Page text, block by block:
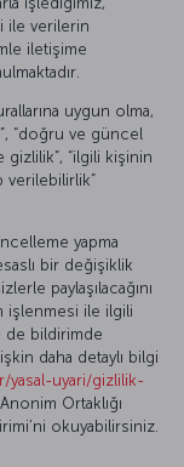
ile verilerin
iletişime
uygun olma,
“doğru ve güncel
gizlilik”, “ilgili kişinin
verilebilirlik”
yapma
bir değişiklik
paylaşılacağını
işlenmesi ile ilgili
de bildirimde
daha detaylı bilgi
yasal-uyari/gizlilik-
Ortaklığı
okuyabilirsiniz.